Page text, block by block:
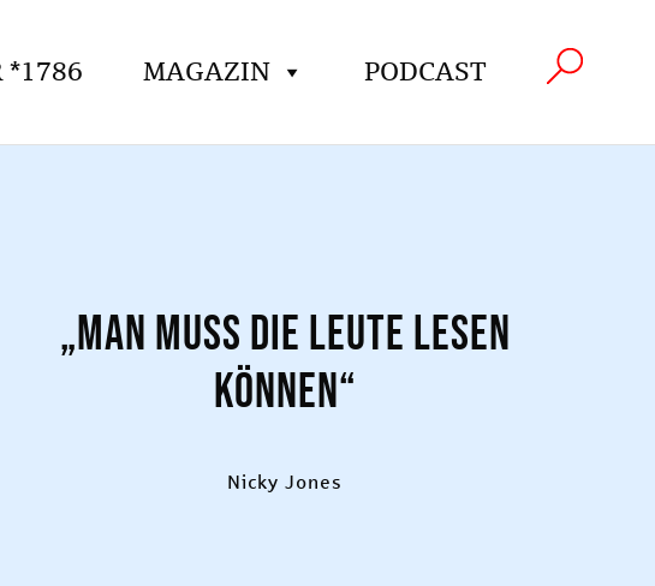
*1786 MAGAZIN PODCAST
„Man muss die Leute lesen
können“
Nicky Jones